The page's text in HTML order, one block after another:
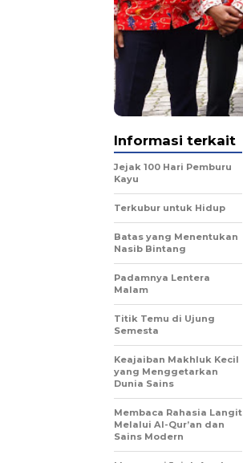
Informasi terkait
Jejak 100 Hari Pemburu
Kayu
Terkubur untuk Hidup
Batas yang Menentukan
Nasib Bintang
Padamnya Lentera
Malam
Titik Temu di Ujung
Semesta
Keajaiban Makhluk Kecil
yang Menggetarkan
Dunia Sains
Membaca Rahasia Langit
Melalui Al-Qur’an dan
Sains Modern